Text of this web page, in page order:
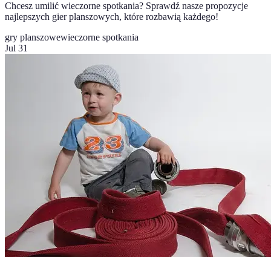
Chcesz umilić wieczorne spotkania? Sprawdź nasze propozycje
najlepszych gier planszowych, które rozbawią każdego!
gry planszowewieczorne spotkania
Jul 31